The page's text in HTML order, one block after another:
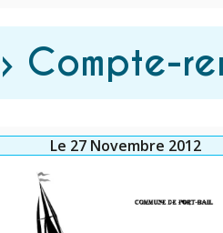
› Compte-
Le 27 Novembre 2012